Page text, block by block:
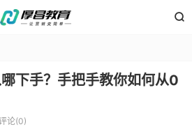

下手？手把手教你如何从0
论(0)